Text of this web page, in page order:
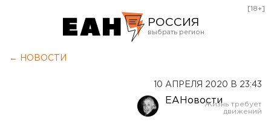
РОССИЯ
Оренбург
[18+]
← НОВОСТИ
10 АПРЕЛЯ 2020 В 23:43
ЕАНовости